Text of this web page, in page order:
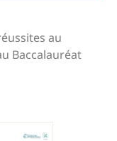
au
Baccalauréat